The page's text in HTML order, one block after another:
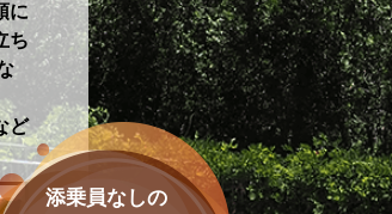
に
ち
ど
添乗員なしの